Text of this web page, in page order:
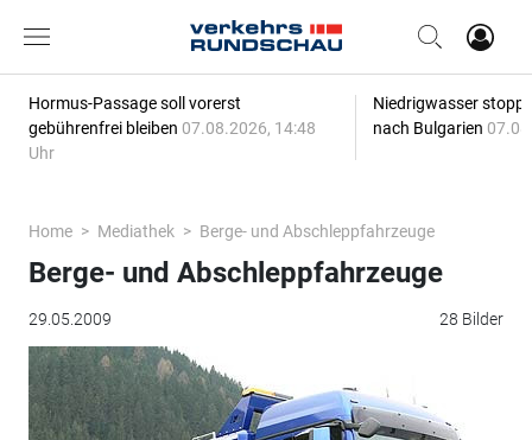
Hormus-Passage soll vorerst
gebührenfrei bleiben 07.08.2026, 14:48
Uhr
Niedrigwasser
nach Bulgarien
Home Mediathek Berge- und Abschleppfahrzeuge
29.05.2009 28 Bilder
Berge- und Abschleppfahrzeuge